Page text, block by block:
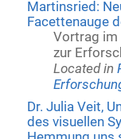
Martinsried:
Facettenauge
Vortrag im
zur
Located in
Dr. Julia Veit,
des visuellen